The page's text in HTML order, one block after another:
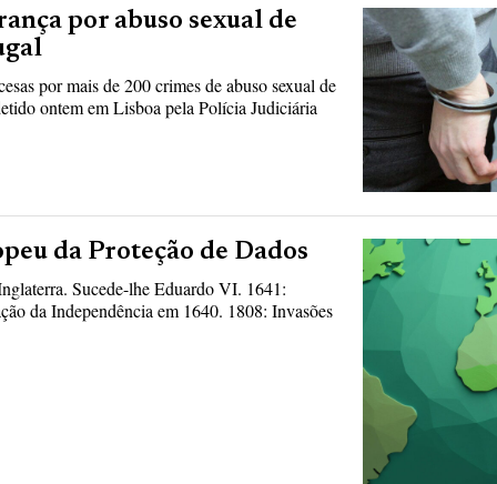
por abuso sexual de
por mais de 200 crimes de abuso sexual de
ontem em Lisboa pela Polícia Judiciária
da Proteção de Dados
Sucede-lhe Eduardo VI. 1641:
da Independência em 1640. 1808: Invasões